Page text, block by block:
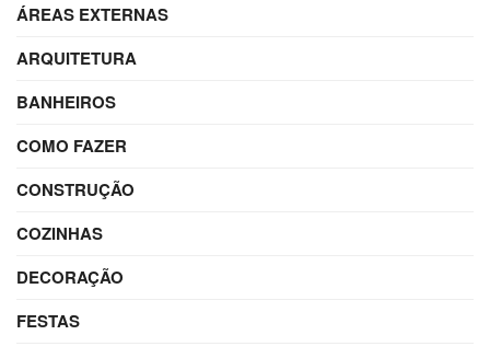
ÁREAS EXTERNAS
ARQUITETURA
BANHEIROS
COMO FAZER
CONSTRUÇÃO
COZINHAS
DECORAÇÃO
FESTAS